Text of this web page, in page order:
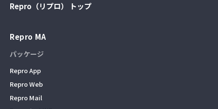
Repro（リプロ） トップ
Repro MA
パッケージ
Repro App
Repro Web
Repro Mail